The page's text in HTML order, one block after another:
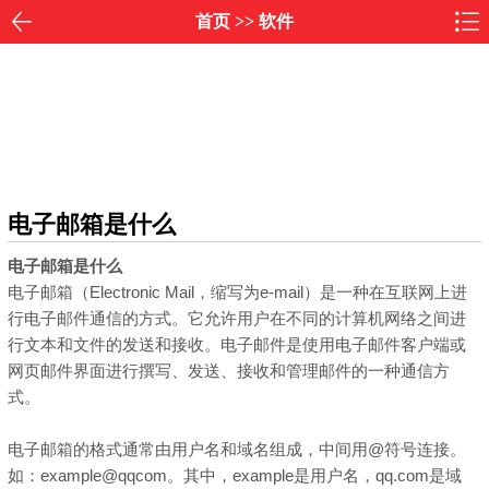
首页>> 软件
电子邮箱是什么
电子邮箱是什么
电子邮箱（Electronic Mail，缩写为e-mail）是一种在互联网上进
行电子邮件通信的方式。它允许用户在不同的计算机网络之间进
行文本和文件的发送和接收。电子邮件是使用电子邮件客户端或
网页邮件界面进行撰写、发送、接收和管理邮件的一种通信方
式。
电子邮箱的格式通常由用户名和域名组成，中间用@符号连接。
如：example@qqcom。其中，example是用户名，qq.com是域